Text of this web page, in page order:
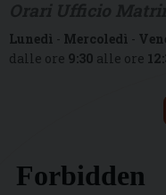
Lunedì - Mercoledì -
dalle ore 9:30 alle ore